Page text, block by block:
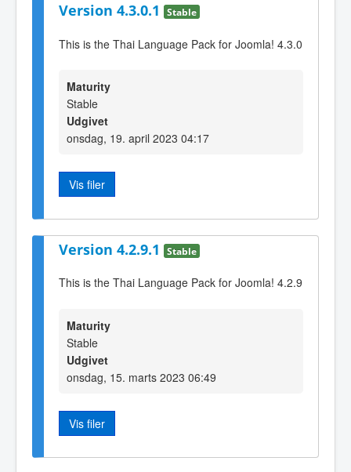
Version 4.3.0.1 Stable
This is the Thai Language Pack for Joomla! 4.3.0
Maturity
Stable
Udgivet
onsdag, 19. april 2023 04:17
Vis filer
Version 4.2.9.1 Stable
This is the Thai Language Pack for Joomla! 4.2.9
Maturity
Stable
Udgivet
onsdag, 15. marts 2023 06:49
Vis filer